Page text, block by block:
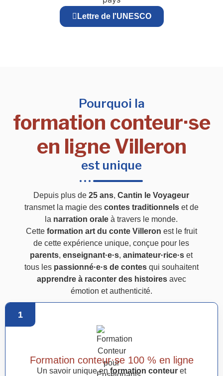
Lettre de l'UNESCO
Pourquoi la
formation conteur·se
en ligne Villeron
est unique
Depuis plus de25 ans,Cantin le Voyageur
transmet la magie des contes traditionnelset de
la narration orale à travers le monde.
Cette formation art du conte Villeron est le fruit
de cette expérience unique, conçue pour les
parents,enseignant·e·s,animateur·rice·s et
tous les passionné·e·s de contesqui souhaitent
apprendre à raconter des histoiresavec
émotion et authenticité.
1
Formation conteur·se 100 % en ligne
Un savoir unique en formation conteur et